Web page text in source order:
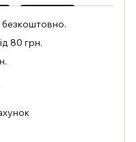
80 грн.